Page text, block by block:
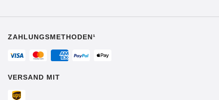
ZAHLUNGSMETHODEN¹
VERSAND MIT